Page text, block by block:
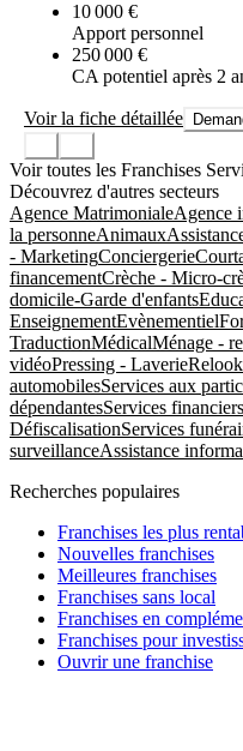
10 000 €
Apport personnel
250 000 €
CA potentiel après 2
Voir la fiche détaillée
Voir toutes les Franchises
Découvrez d'autres secteurs
Agence MatrimonialeAgence
la personneAnimaux
- MarketingConciergerie
financementCrèche - Micro-
domicile-Garde d'enfants
EnseignementEvènementiel
TraductionMédicalMénage -
vidéoPressing - Laverie
automobilesServices aux
dépendantesServices
DéfiscalisationServices
surveillanceAssistance
Recherches populaires
Franchises les plus
Nouvelles franchises
Meilleures franchises
Franchises sans local
Franchises en
Franchises pour
Ouvrir une franchise